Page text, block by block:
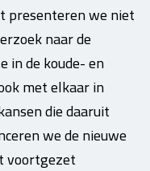
presenteren we niet
naar de
in de koude- en
met elkaar in
die daaruit
we de nieuwe
voortgezet